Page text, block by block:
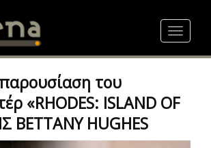
Toggle
του
«RHODES: ISLAND OF
BETTANY HUGHES